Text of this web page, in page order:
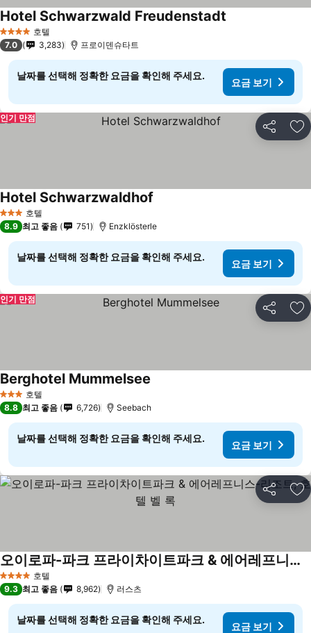
4 성급 호텔
Hotel Schwarzwald Freudenstadt
7.0 3,283 프로이덴슈타트
날짜를 선택해 정확한 요금을 확인해 주세요.
요금 보기
공유 즐
인기 만점
3 성급 호텔
Hotel Schwarzwaldhof
8.9 최고 좋음 751 Enzklösterle
날짜를 선택해 정확한 요금을 확인해 주세요.
요금 보기
공유 즐
인기 만점
3 성급 호텔
Berghotel Mummelsee
8.8 최고 좋음 6,726 Seebach
날짜를 선택해 정확한 요금을 확인해 주세요.
요금 보기
공유 즐
4 성급 호텔
오이로파-파크 프라이차이트파크 & 에어레프니스-리조트, 호텔 벨 록
9.3 최고 좋음 8,962 러스츠
날짜를 선택해 정확한 요금을 확인해 주세요.
요금 보기